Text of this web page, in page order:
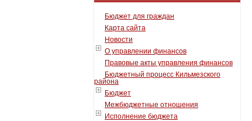
Бюджет для граждан
Карта сайта
Новости
О управлении финансов
Правовые акты управления финансов
Бюджетный процесс Кильмезского
района
Бюджет
Межбюджетные отношения
Исполнение бюджета